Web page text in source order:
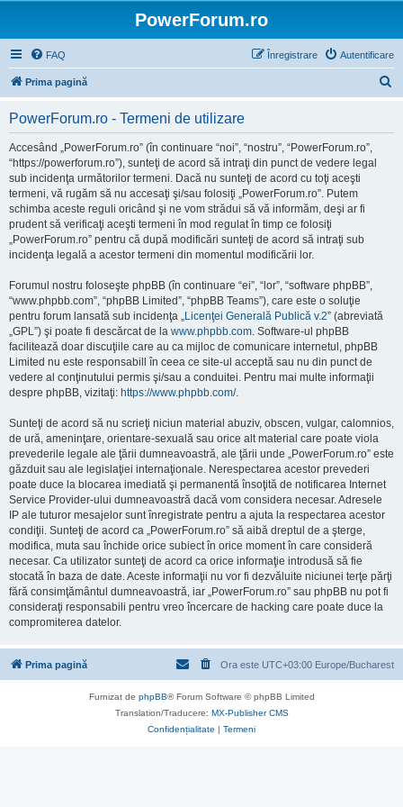
PowerForum.ro
FAQ Autentificare
Înregistrare
Prima pagină
PowerForum.ro - Termeni de utilizare
Accesând „PowerForum.ro” (în continuare “noi”, “nostru”, “PowerForum.ro”,
“https://powerforum.ro”), sunteţi de acord să intraţi din punct de vedere legal
sub incidenţa următorilor termeni. Dacă nu sunteţi de acord cu toţi aceşti
termeni, vă rugăm să nu accesaţi şi/sau folosiţi „PowerForum.ro”. Putem
schimba aceste reguli oricând şi ne vom strădui să vă informăm, deşi ar fi
prudent să verificaţi aceşti termeni în mod regulat în timp ce folosiţi
„PowerForum.ro” pentru că după modificări sunteţi de acord să intraţi sub
incidenţa legală a acestor termeni din momentul modificării lor.
Forumul nostru foloseşte phpBB (în continuare “ei”, “lor”, “software phpBB”,
“www.phpbb.com”, “phpBB Limited”, “phpBB Teams”), care este o soluţie
pentru forum lansată sub incidenţa „Licenţei Generală Publică v.2” (abreviată
„GPL”) şi poate fi descărcat de la www.phpbb.com. Software-ul phpBB
facilitează doar discuţiile care au ca mijloc de comunicare internetul, phpBB
Limited nu este responsabill în ceea ce site-ul acceptă sau nu din punct de
vedere al conţinutului permis şi/sau a conduitei. Pentru mai multe informaţii
despre phpBB, vizitaţi: https://www.phpbb.com/.
Sunteţi de acord să nu scrieţi niciun material abuziv, obscen, vulgar, calomnios,
de ură, ameninţare, orientare-sexuală sau orice alt material care poate viola
prevederile legale ale ţării dumneavoastră, ale ţării unde „PowerForum.ro” este
găzduit sau ale legislaţiei internaţionale. Nerespectarea acestor prevederi
poate duce la blocarea imediată şi permanentă însoţită de notificarea Internet
Service Provider-ului dumneavoastră dacă vom considera necesar. Adresele
IP ale tuturor mesajelor sunt înregistrate pentru a ajuta la respectarea acestor
condiţii. Sunteţi de acord ca „PowerForum.ro” să aibă dreptul de a şterge,
modifica, muta sau închide orice subiect în orice moment în care consideră
necesar. Ca utilizator sunteţi de acord ca orice informaţie introdusă să fie
stocată în baza de date. Aceste informaţii nu vor fi dezvăluite niciunei terţe părţi
fără consimţământul dumneavoastră, iar „PowerForum.ro” sau phpBB nu pot fi
consideraţi responsabili pentru vreo încercare de hacking care poate duce la
compromiterea datelor.
Prima pagină Ora este UTC+03:00 Europe/Bucharest
Furnizat de phpBB® Forum Software © phpBB Limited
Translation/Traducere: MX-Publisher CMS
Confidențialitate | Termeni